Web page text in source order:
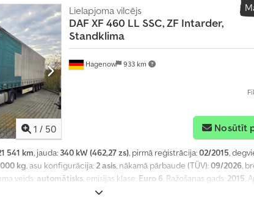
1 / 50
Hagenow 933 km
Lielapjoma vilcējs
DAF XF 460 LL SSC, ZF Intarder,
Standklima
Nosūtīt
541 km, jauda: 340 kW (462,27 zs), pirmā reģistrācija:02/2015,
kg, asu konfigurācija:2 asis, nākamā pārbaude (TÜV):09/2026,
veids: automātisks, emisijas klase: Euro 6, Ražošanas gads: 2015,
(ESP), gaisa kondicionēšana, kvēpu filtrs, stāvvietas sildītājs
M
ē
i
r
ā
k